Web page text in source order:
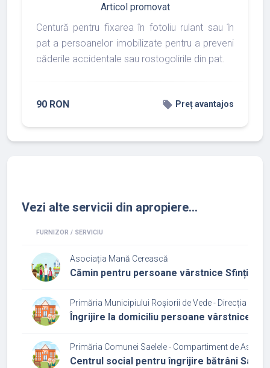
Articol promovat
Centură pentru fixarea în fotoliu rulant sau în
pat a persoanelor imobilizate pentru a preveni
căderile accidentale sau rostogolirile din pat.
90 RON local_offer Preț avantajos
Vezi alte servicii din apropiere...
FURNIZOR / SERVICIU
Asociația Mană Cerească
Cămin pentru persoane vârstnice Sfinții
Primăria Municipiului Roşiorii de Vede - Direcția de
Îngrijire la domiciliu persoane vârstnice
Primăria Comunei Saelele - Compartiment de
Centrul social pentru îngrijire bătrâni